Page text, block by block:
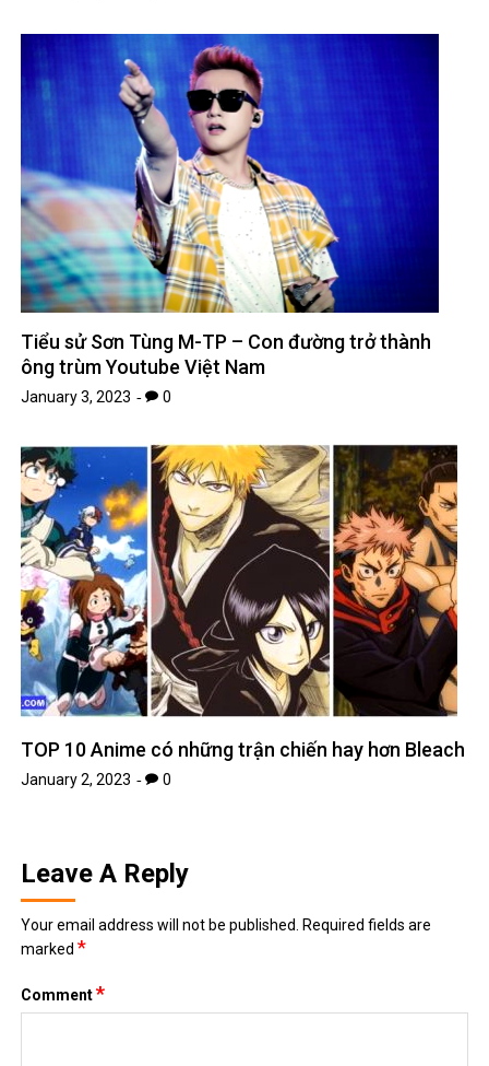
Tiểu sử Sơn Tùng M-TP – Con đường trở thành
ông trùm Youtube Việt Nam
January 3, 2023 0
TOP 10 Anime có những trận chiến hay hơn Bleach
January 2, 2023 0
Leave A Reply
Your email address will not be published.
Required fields are
marked*
Comment*